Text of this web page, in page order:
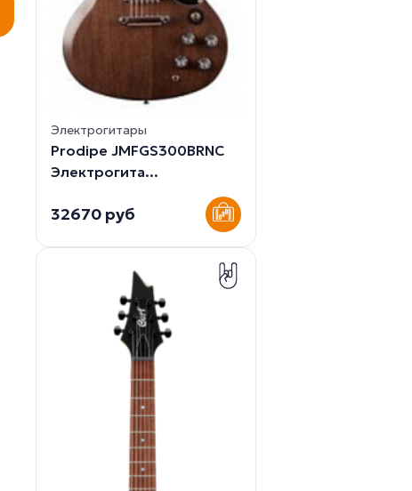
Электрогитары
Prodipe JMFGS300BRNC
Электрогита...
32670 руб